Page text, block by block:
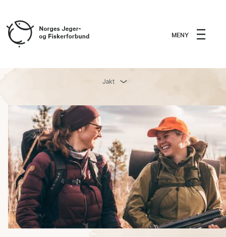
MENY
Jakt